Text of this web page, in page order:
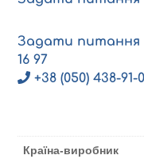
Задати
16 97
+38 (050) 438-91-
Країна-виробник